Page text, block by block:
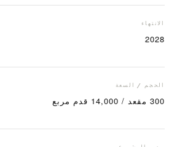
الانتهاء
2028
الحجم / السعة
300 مقعد / 14,000 قدم مربع